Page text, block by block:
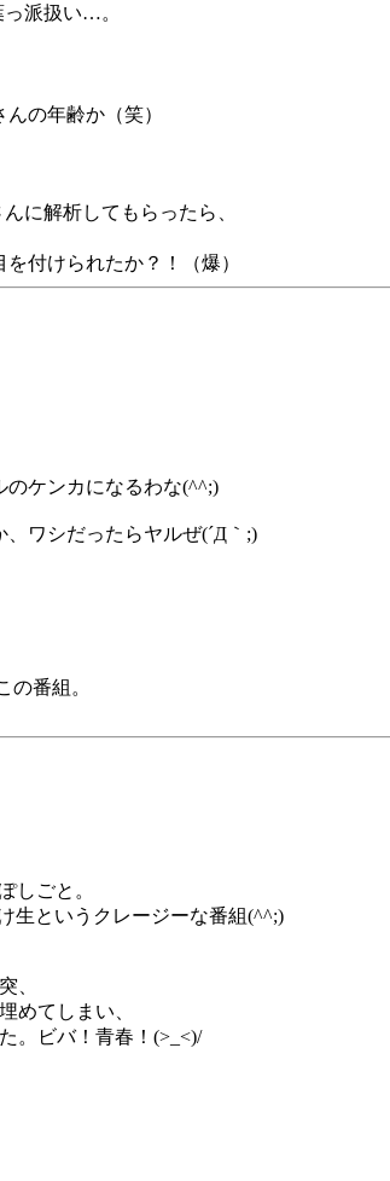
派扱い…。
の年齢か（笑）
に解析してもらったら、
付けられたか？！（爆）
のケンカになるわな(^^;)
ワシだったらヤルぜ(´Д｀;)
番組。
しごと。
生というクレージーな番組(^^;)
、
めてしまい、
。ビバ！青春！(>_<)/